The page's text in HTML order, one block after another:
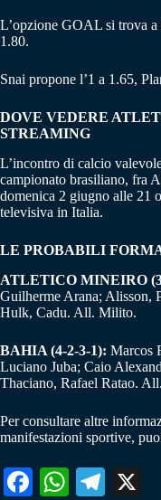
L’opzione GOAL si trova
1.80.
Snai propone l’1 a 1.65,
DOVE VEDERE
STREAMING
L’incontro di calcio
campionato brasiliano, fra
domenica 2 giugno alle 21
televisiva in Italia.
LE PROBABILI
ATLETICO MINEIRO
Guilherme Arana; Alisson,
Hulk, Cadu. All. Milito.
BAHIA (4-2-3-1): Marcos
Luciano Juba; Caio
Thaciano, Rafael Ratao.
Per consultare altre
manifestazioni sportive,
Fa W
Te